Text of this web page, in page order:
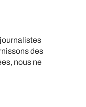
des
nous ne